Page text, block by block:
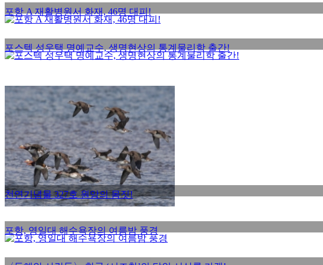
포항 A 재활병원서 화재, 46명 대피!
포스텍 성우택 명예교수, 생명현상의 통계물리학 출간!
천연기념물 327호 원앙의 몸짓!
포항, 영일대 해수욕장의 여름밤 풍경